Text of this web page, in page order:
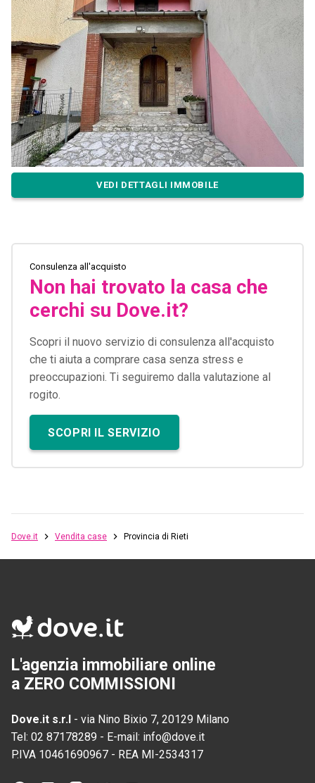
VEDI DETTAGLI IMMOBILE
Consulenza all'acquisto
Non hai trovato la casa che
cerchi su Dove.it?
Scopri il nuovo servizio di consulenza all'acquisto
che ti aiuta a comprare casa senza stress e
preoccupazioni. Ti seguiremo dalla valutazione al
rogito.
SCOPRI IL SERVIZIO
Dove.it Vendita case Provincia di Rieti
L'agenzia immobiliare online
a ZERO COMMISSIONI
Dove.it s.r.l - via Nino Bixio 7, 20129 Milano
Tel: 02 87178289 - E-mail: info@dove.it
P.IVA 10461690967 - REA MI-2534317